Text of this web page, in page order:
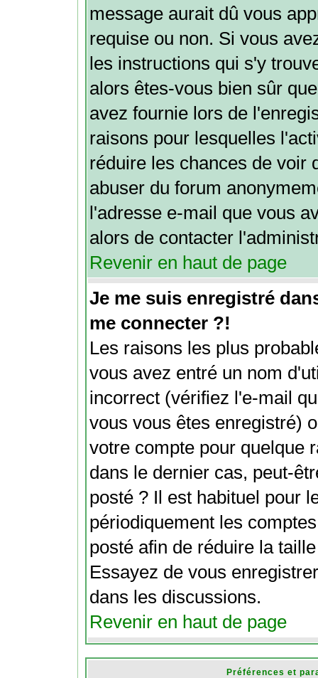
message aurait dû vous
requise ou non. Si vous
les instructions qui s'y
alors êtes-vous bien sûr
avez fournie lors de
raisons pour lesquelles
réduire les chances de voir
abuser du forum
l'adresse e-mail que vous
alors de contacter
Revenir en haut de page
Je me suis enregistré
me connecter ?!
Les raisons les plus
vous avez entré un nom
incorrect (vérifiez l'e-mail
vous vous êtes enregistré)
votre compte pour quelque
dans le dernier cas, peut-
posté ? Il est habituel pour
périodiquement les
posté afin de réduire la
Essayez de vous
dans les discussions.
Revenir en haut de page
Préférences et